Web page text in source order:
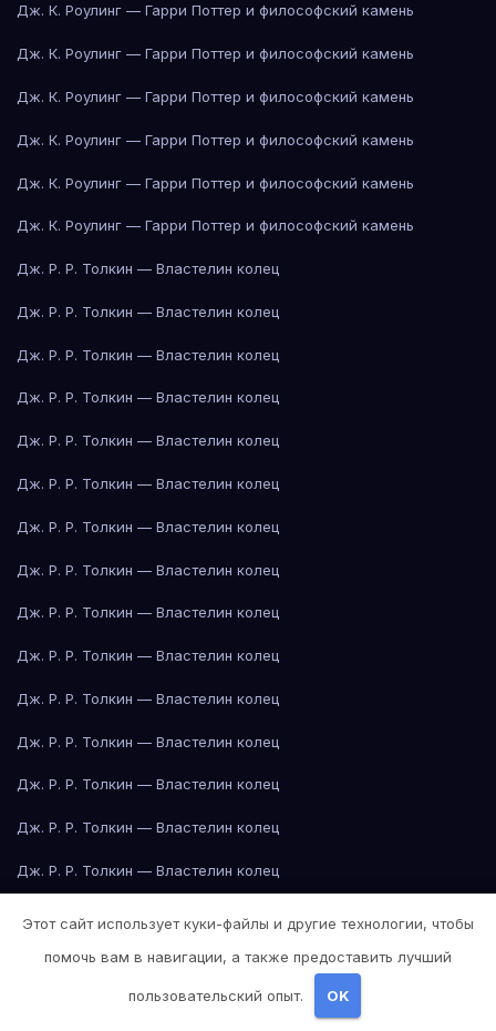
Дж. К. Роулинг — Гарри Поттер и философский камень
Дж. К. Роулинг — Гарри Поттер и философский камень
Дж. К. Роулинг — Гарри Поттер и философский камень
Дж. К. Роулинг — Гарри Поттер и философский камень
Дж. К. Роулинг — Гарри Поттер и философский камень
Дж. К. Роулинг — Гарри Поттер и философский камень
Дж. Р. Р. Толкин — Властелин колец
Дж. Р. Р. Толкин — Властелин колец
Дж. Р. Р. Толкин — Властелин колец
Дж. Р. Р. Толкин — Властелин колец
Дж. Р. Р. Толкин — Властелин колец
Дж. Р. Р. Толкин — Властелин колец
Дж. Р. Р. Толкин — Властелин колец
Дж. Р. Р. Толкин — Властелин колец
Дж. Р. Р. Толкин — Властелин колец
Дж. Р. Р. Толкин — Властелин колец
Дж. Р. Р. Толкин — Властелин колец
Дж. Р. Р. Толкин — Властелин колец
Дж. Р. Р. Толкин — Властелин колец
Дж. Р. Р. Толкин — Властелин колец
Дж. Р. Р. Толкин — Властелин колец
Дж. Р. Р. Толкин — Властелин колец
Дж. Р. Р. Толкин — Властелин колец
Этот сайт использует куки-файлы и другие технологии, чтобы
помочь вам в навигации, а также предоставить лучший
пользовательский опыт. OK